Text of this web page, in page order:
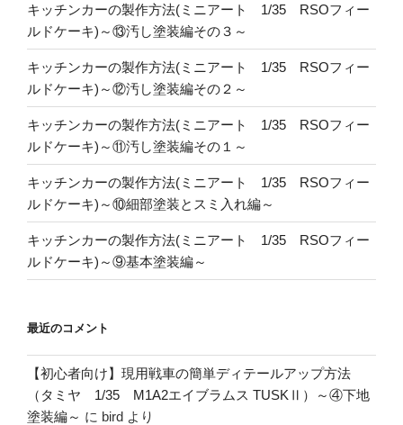
キッチンカーの製作方法(ミニアート 1/35 RSOフィー
ルドケーキ)～⑬汚し塗装編その３～
キッチンカーの製作方法(ミニアート 1/35 RSOフィー
ルドケーキ)～⑫汚し塗装編その２～
キッチンカーの製作方法(ミニアート 1/35 RSOフィー
ルドケーキ)～⑪汚し塗装編その１～
キッチンカーの製作方法(ミニアート 1/35 RSOフィー
ルドケーキ)～⑩細部塗装とスミ入れ編～
キッチンカーの製作方法(ミニアート 1/35 RSOフィー
ルドケーキ)～⑨基本塗装編～
最近のコメント
【初心者向け】現用戦車の簡単ディテールアップ方法
（タミヤ 1/35 M1A2エイブラムス TUSKⅡ）～④下地
塗装編～ に bird より